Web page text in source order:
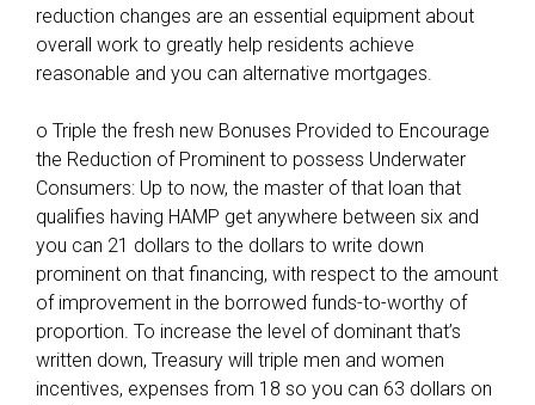
reduction changes are an essential equipment about
overall work to greatly help residents achieve
reasonable and you can alternative mortgages.
o Triple the fresh new Bonuses Provided to Encourage
the Reduction of Prominent to possess Underwater
Consumers: Up to now, the master of that loan that
qualifies having HAMP get anywhere between six and
you can 21 dollars to the dollars to write down
prominent on that financing, with respect to the amount
of improvement in the borrowed funds-to-worthy of
proportion. To increase the level of dominant that’s
written down, Treasury will triple men and women
incentives, expenses from 18 so you can 63 dollars on